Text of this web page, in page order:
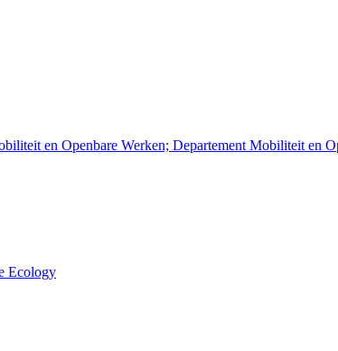
en Openbare Werken; Departement Mobiliteit en
Ecology